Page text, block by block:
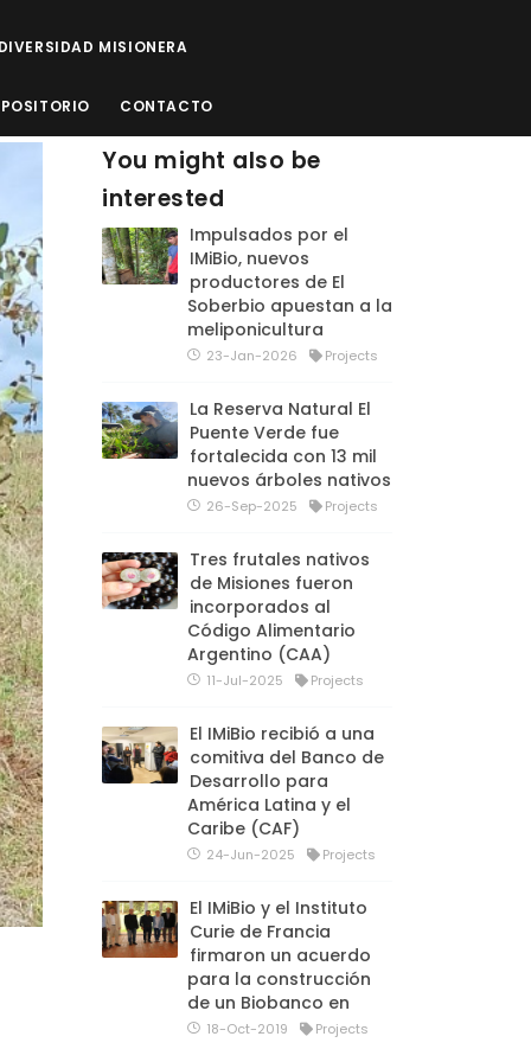
MISIONERA
CONTACTO
You might also be
interested
Impulsados por el
IMiBio, nuevos
productores de El
Soberbio apuestan a la
meliponicultura
23-Jan-2026 Projects
La Reserva Natural El
Puente Verde fue
fortalecida con 13 mil
nuevos árboles nativos
26-Sep-2025 Projects
Tres frutales nativos
de Misiones fueron
incorporados al
Código Alimentario
Argentino (CAA)
11-Jul-2025 Projects
El IMiBio recibió a una
comitiva del Banco de
Desarrollo para
América Latina y el
Caribe (CAF)
24-Jun-2025 Projects
El IMiBio y el Instituto
Curie de Francia
firmaron un acuerdo
para la construcción
de un Biobanco en
18-Oct-2019 Projects